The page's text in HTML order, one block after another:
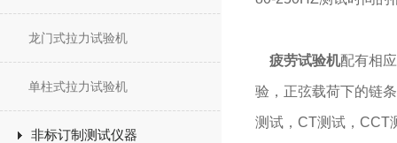
龙门式拉力试验机
单柱式拉力试验机
非标订制测试仪器
疲劳试验机配有相
验，正弦载荷下的链
测试，CT测试，CCT